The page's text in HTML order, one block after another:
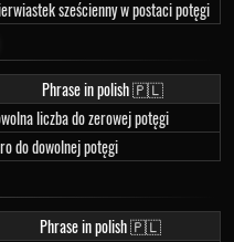
sześcienny w postaci potęgi
Phrase in polish 🇵🇱
liczba do zerowej potęgi
do dowolnej potęgi
Phrase in polish 🇵🇱